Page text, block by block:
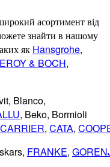
асортиментвід
знайти в нашому
як Hansgrohe,
& BOCH,
, Blanco,
, Beko, Bormioli
CARRIER, CATA,
FRANKE,